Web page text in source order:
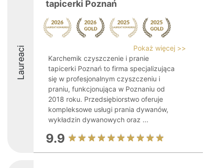
Laureaci
tapicerki Poznań
Pokaż więcej >>
Karchemik czyszczenie i pranie
tapicerki Poznań to firma specjalizująca
się w profesjonalnym czyszczeniu i
praniu, funkcjonująca w Poznaniu od
2018 roku. Przedsiębiorstwo oferuje
kompleksowe usługi prania dywanów,
wykładzin dywanowych oraz ...
9.9